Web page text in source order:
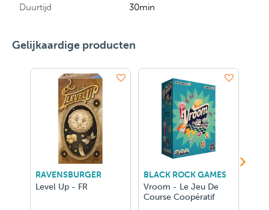
Duurtijd
30min
Gelijkaardige producten
RAVENSBURGER
Level Up - FR
BLACK ROCK GAMES
Vroom - Le Jeu De
Course Coopératif